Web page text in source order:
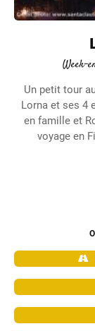
Week-
Un petit tour
Lorna et ses 4
en famille et
voyage en